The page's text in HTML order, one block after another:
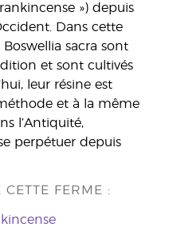
») depuis
Dans cette
sacra sont
et sont cultivés
leur résine est
et à la même
l’Antiquité,
perpétuer depuis
CETTE FERME :